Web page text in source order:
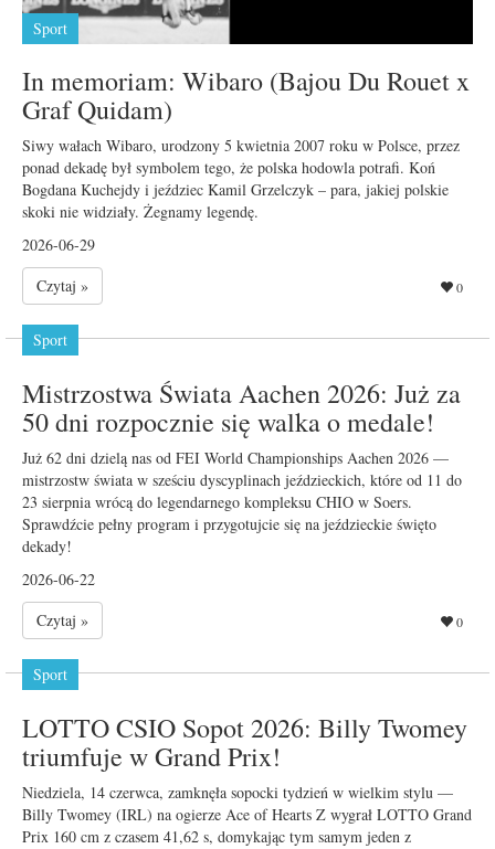
Sport
In memoriam: Wibaro (Bajou Du Rouet x
Graf Quidam)
Siwy wałach Wibaro, urodzony 5 kwietnia 2007 roku w Polsce, przez
ponad dekadę był symbolem tego, że polska hodowla potrafi. Koń
Bogdana Kuchejdy i jeździec Kamil Grzelczyk – para, jakiej polskie
skoki nie widziały. Żegnamy legendę.
2026-06-29
Czytaj »
0
Sport
Mistrzostwa Świata Aachen 2026: Już za
50 dni rozpocznie się walka o medale!
Już 62 dni dzielą nas od FEI World Championships Aachen 2026 —
mistrzostw świata w sześciu dyscyplinach jeździeckich, które od 11 do
23 sierpnia wrócą do legendarnego kompleksu CHIO w Soers.
Sprawdźcie pełny program i przygotujcie się na jeździeckie święto
dekady!
2026-06-22
Czytaj »
0
Sport
LOTTO CSIO Sopot 2026: Billy Twomey
triumfuje w Grand Prix!
Niedziela, 14 czerwca, zamknęła sopocki tydzień w wielkim stylu —
Billy Twomey (IRL) na ogierze Ace of Hearts Z wygrał LOTTO Grand
Prix 160 cm z czasem 41,62 s, domykając tym samym jeden z